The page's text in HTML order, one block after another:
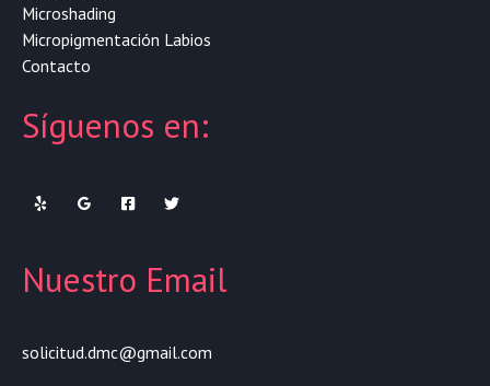
Microshading
Micropigmentación Labios
Contacto
Síguenos en:
Nuestro Email
solicitud.dmc@gmail.com